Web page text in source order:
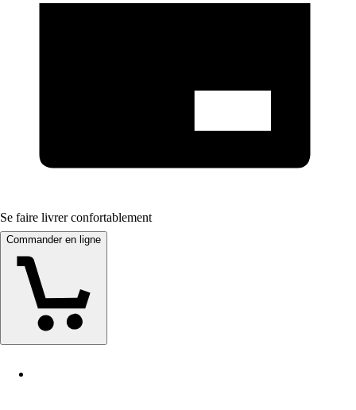
Se faire livrer confortablement
Commander en ligne